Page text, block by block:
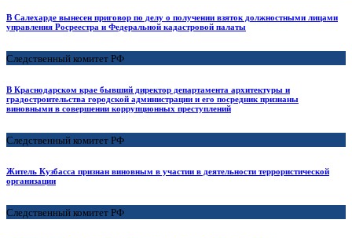
В Салехарде вынесен приговор по делу о получении взяток должностными лицами
управления Росреестра и Федеральной кадастровой палаты
Следственный комитет РФ
В Краснодарском крае бывший директор департамента архитектуры и
градостроительства городской администрации и его посредник признаны
виновными в совершении коррупционных преступлений
Следственный комитет РФ
Житель Кузбасса признан виновным в участии в деятельности террористической
организации
Следственный комитет РФ